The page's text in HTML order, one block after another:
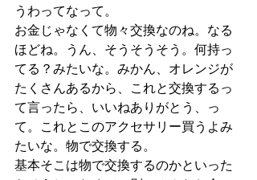
うわってなって。
お金じゃなくて物々交換なのね。なる
ほどね。うん、そうそうそう。何持っ
てる？みたいな。みかん、オレンジが
たくさんあるから、これと交換するっ
て言ったら、いいねありがとう、っ
て。これとこのアクセサリー買うよみ
たいな。物で交換する。
基本そこは物で交換するのかといった